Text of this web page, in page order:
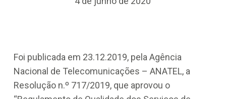
Foi publicada em 23.12.2019, pela Agência
Nacional de Telecomunicações – ANATEL, a
Resolução n.º 717/2019, que aprovou o